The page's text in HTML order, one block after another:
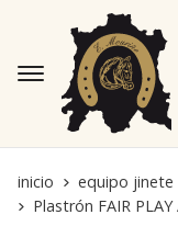
inicio equipo jinete